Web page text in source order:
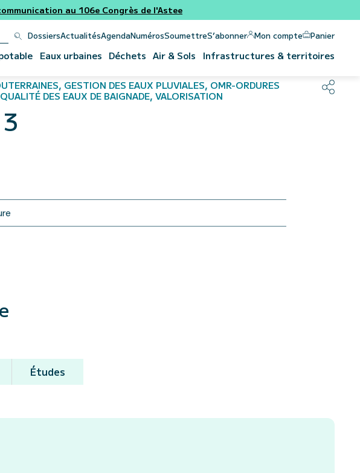
au 106e Congrès de l'Astee
DossiersActualitésAgendaNumérosSoumettreS’abonner Mon compte Panier
Eaux urbaines Déchets Air & Sols Infrastructures & territoires
GESTION DES EAUX PLUVIALES, OMR-ORDURES
DES EAUX DE BAIGNADE, VALORISATION
Études